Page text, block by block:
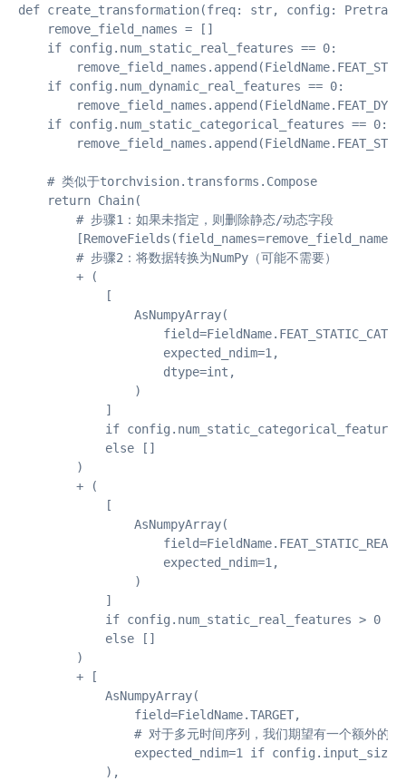
def create_transformation(freq: str, config:
    remove_field_names = []
    if config.num_static_real_features == 0:
    if config.num_dynamic_real_features == 0:
    if config.num_static_categorical_features == 0:
    # 类似于torchvision.transforms.Compose
    return Chain(
        # 步骤1：如果未指定，则删除静态/动态字段
        # 步骤2：将数据转换为NumPy（可能不需要）
        + (
            [
                AsNumpyArray(
                    field=FieldName.FEAT_STATIC_CAT,
                    expected_ndim=1,
                    dtype=int,
                )
            ]
if config.num_static_categorical_features
            else []
        )
        + (
            [
                AsNumpyArray(
                    field=FieldName.FEAT_STATIC_REAL,
                    expected_ndim=1,
                )
            ]
            if config.num_static_real_features > 0
            else []
        )
        + [
            AsNumpyArray(
                field=FieldName.TARGET,
# 对于多元时间序列，我们期望有一个额外的维
expected_ndim=1 if config.input_size
            ),